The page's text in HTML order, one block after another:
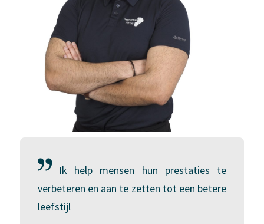
Ik help mensen hun prestaties te
verbeteren en aan te zetten tot een betere
leefstijl